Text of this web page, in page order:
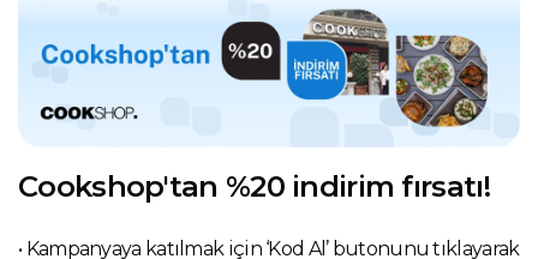
Cookshop'tan %20 indirim fırsatı!
• Kampanyaya katılmak için ‘Kod Al’ butonunu tıklayarak